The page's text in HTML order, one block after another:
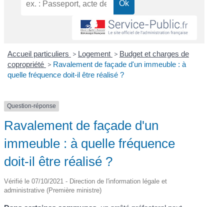
Accueil particuliers > Logement > Budget et charges de
copropriété > Ravalement de façade d'un immeuble : à
quelle fréquence doit-il être réalisé ?
Question-réponse
Ravalement de façade d'un
immeuble : à quelle fréquence
doit-il être réalisé ?
Vérifié le 07/10/2021 - Direction de l'information légale et
administrative (Première ministre)